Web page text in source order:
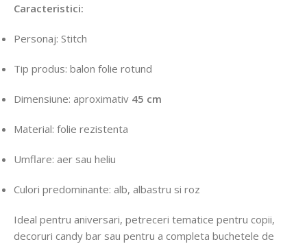
Caracteristici:
Personaj: Stitch
Tip produs: balon folie rotund
Dimensiune: aproximativ 45 cm
Material: folie rezistenta
Umflare: aer sau heliu
Culori predominante: alb, albastru si roz
Ideal pentru aniversari, petreceri tematice pentru copii,
decoruri candy bar sau pentru a completa buchetele de